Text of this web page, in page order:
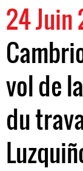
24 Juin
vol de
du